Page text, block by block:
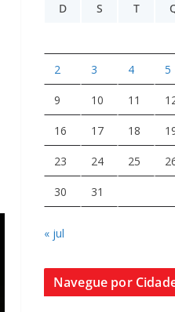
D
S T
2 3 4 5
9 10 11
16 17 18
23 24 25
30 31
« jul
Navegue por